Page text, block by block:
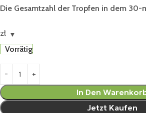
Die Gesamtzahl der Tropfen in dem
zł
Vorrätig
In Den
Jetzt Kaufen